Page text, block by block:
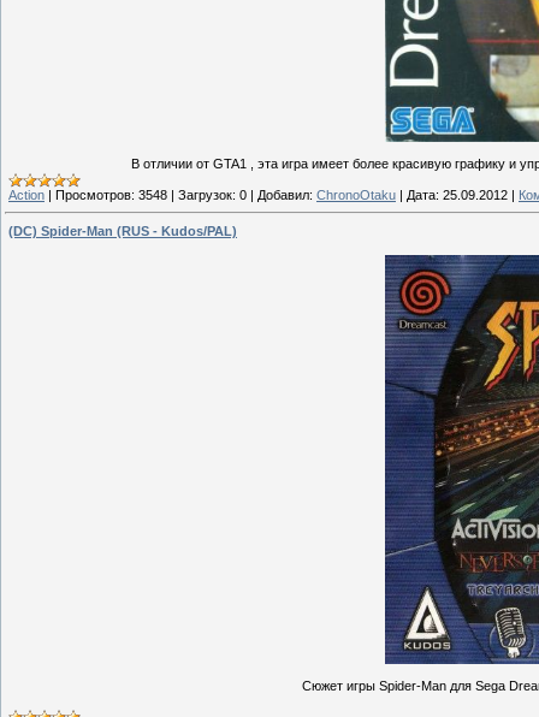
В отличии от GTA1 , эта игра имеет более красивую графику и
Action | Просмотров: 3548 | Загрузок: 0 | Добавил: ChronoOtaku | Дата: 25.09.2012 |
(DC) Spider-Man (RUS - Kudos/PAL)
Сюжет игры Spider-Man для Sega